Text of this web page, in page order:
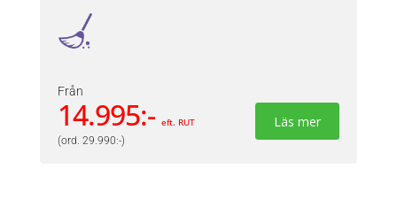
Från
14.995:- eft. RUT Läs mer
(ord. 29.990:-)